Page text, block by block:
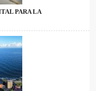
PARA LA